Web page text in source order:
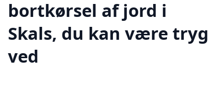
bortkørsel af jord i
Skals, du kan være tryg
ved